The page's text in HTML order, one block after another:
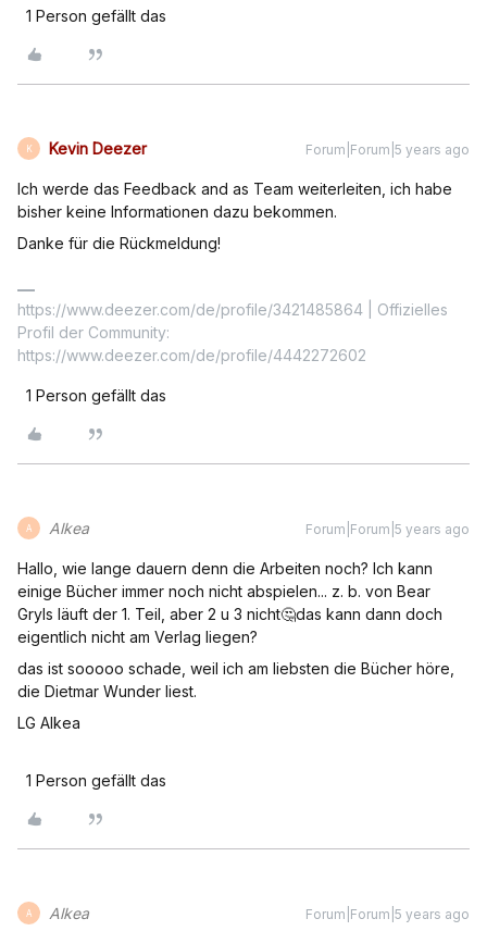
1 Person gefällt das
K Kevin Deezer Forum|Forum|5 years ago
Ich werde das Feedback and as Team weiterleiten, ich habe
bisher keine Informationen dazu bekommen.
Danke für die Rückmeldung!
https://www.deezer.com/de/profile/3421485864 | Offizielles
Profil der Community:
https://www.deezer.com/de/profile/4442272602
1 Person gefällt das
A Alkea Forum|Forum|5 years ago
Hallo, wie lange dauern denn die Arbeiten noch? Ich kann
einige Bücher immer noch nicht abspielen... z. b. von Bear
Gryls läuft der 1. Teil, aber 2 u 3 nicht🤔das kann dann doch
eigentlich nicht am Verlag liegen?
das ist sooooo schade, weil ich am liebsten die Bücher höre,
die Dietmar Wunder liest.
LG Alkea
1 Person gefällt das
A Alkea Forum|Forum|5 years ago